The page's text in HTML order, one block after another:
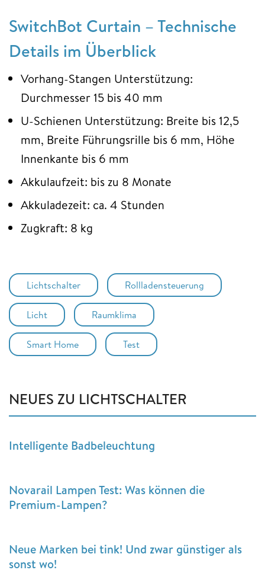
SwitchBot Curtain – Technische
Details im Überblick
Vorhang-Stangen Unterstützung:
Durchmesser 15 bis 40 mm
U-Schienen Unterstützung: Breite bis 12,5
mm, Breite Führungsrille bis 6 mm, Höhe
Innenkante bis 6 mm
Akkulaufzeit: bis zu 8 Monate
Akkuladezeit: ca. 4 Stunden
Zugkraft: 8 kg
Lichtschalter Rollladensteuerung
Licht Raumklima
Smart Home Test
NEUES ZU LICHTSCHALTER
Intelligente Badbeleuchtung
Novarail Lampen Test: Was können die
Premium-Lampen?
Neue Marken bei tink! Und zwar günstiger als
sonst wo!